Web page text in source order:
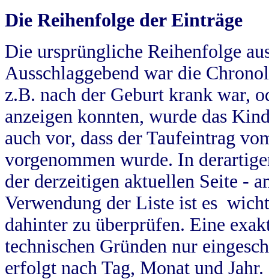
Die Reihenfolge der Einträge
Die ursprüngliche Reihenfolge
Ausschlaggebend war die
z.B. nach der Geburt krank war,
anzeigen konnten, wurde das
auch vor, dass der Taufeintrag
vorgenommen wurde. In
der derzeitigen aktuellen Seite -
Verwendung der Liste ist es
dahinter zu überprüfen. Eine
technischen Gründen nur
erfolgt nach Tag, Monat und Jahr.